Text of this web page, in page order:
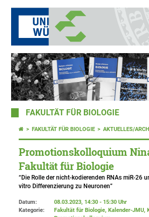
FAKULTÄT FÜR BIOLOGIE
FAKULTÄT FÜR BIOLOGIE AKTUELLES/
Promotionskolloquium
Fakultät für Biologie
“Die Rolle der nicht-kodierenden RNAs miR-26
vitro Differenzierung zu Neuronen”
Datum:
08.03.2023, 14:30 - 15:30 Uhr
Kategorie:
Fakultät für Biologie, Kalender-JMU,